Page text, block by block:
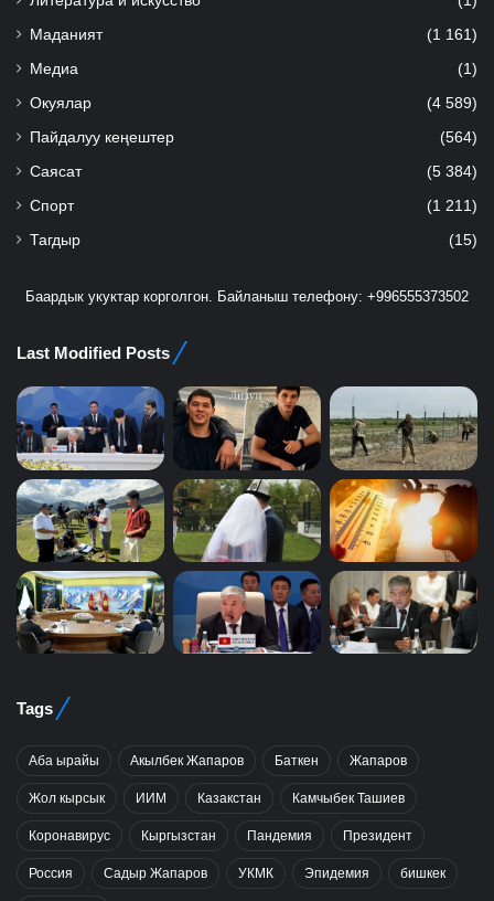
Маданият (1 161)
Медиа (1)
Окуялар (4 589)
Пайдалуу кеңештер (564)
Саясат (5 384)
Спорт (1 211)
Тагдыр (15)
Баардык укуктар корголгон. Байланыш телефону: +996555373502
Last Modified Posts
Tags
Аба ырайы Акылбек Жапаров Баткен Жапаров
Жол кырсык ИИМ Казакстан Камчыбек Ташиев
Коронавирус Кыргызстан Пандемия Президент
Россия Садыр Жапаров УКМК Эпидемия бишкек